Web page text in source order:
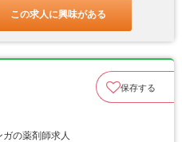
この求人に興味がある
保存する
の薬剤師求人